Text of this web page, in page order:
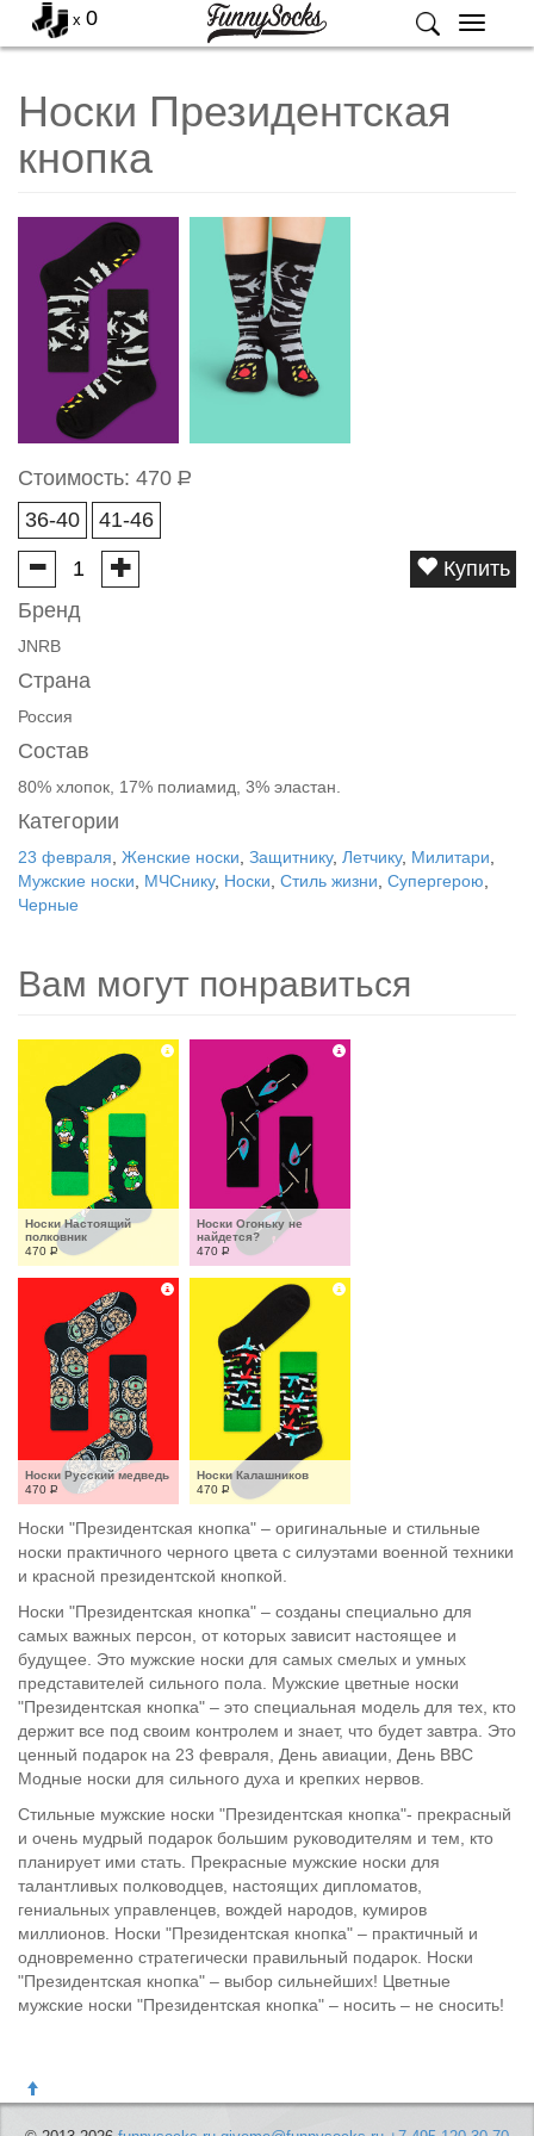
Меню
x 0
Носки Президентская
кнопка
Стоимость: 470 Р
36-40
41-46
Купить
Бренд
JNRB
Страна
Россия
Состав
80% хлопок, 17% полиамид, 3% эластан.
Категории
23 февраля Женские носки Защитнику, Летчику, Милитари
Мужские носки
МЧСнику, Носки Стиль жизни Супергерою
Черные
Вам могут понравиться
Носки Настоящий
полковник
470 Р
Носки Огоньку не
найдется?
470 Р
Носки Русский медведь
470 Р
Носки Калашников
470 Р
Носки "Президентская кнопка" – оригинальные и стильные
носки практичного черного цвета с силуэтами военной техники
и красной президентской кнопкой.
Носки "Президентская кнопка" – созданы специально для
самых важных персон, от которых зависит настоящее и
будущее. Это мужские носки для самых смелых и умных
представителей сильного пола. Мужские цветные носки
"Президентская кнопка" – это специальная модель для тех, кто
держит все под своим контролем и знает, что будет завтра. Это
ценный подарок на 23 февраля, День авиации, День ВВС
Модные носки для сильного духа и крепких нервов.
Стильные мужские носки "Президентская кнопка"- прекрасный
и очень мудрый подарок большим руководителям и тем, кто
планирует ими стать. Прекрасные мужские носки для
талантливых полководцев, настоящих дипломатов,
гениальных управленцев, вождей народов, кумиров
миллионов. Носки "Президентская кнопка" – практичный и
одновременно стратегически правильный подарок. Носки
"Президентская кнопка" – выбор сильнейших! Цветные
мужские носки "Президентская кнопка" – носить – не сносить!